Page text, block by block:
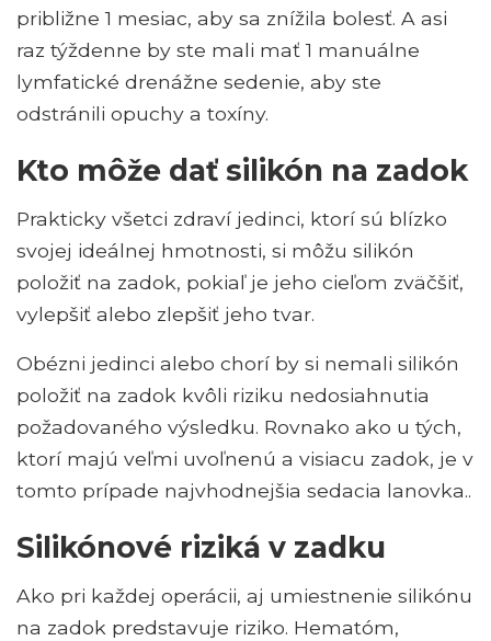
približne 1 mesiac, aby sa znížila bolesť. A asi
raz týždenne by ste mali mať 1 manuálne
lymfatické drenážne sedenie, aby ste
odstránili opuchy a toxíny.
Kto môže dať silikón na zadok
Prakticky všetci zdraví jedinci, ktorí sú blízko
svojej ideálnej hmotnosti, si môžu silikón
položiť na zadok, pokiaľ je jeho cieľom zväčšiť,
vylepšiť alebo zlepšiť jeho tvar.
Obézni jedinci alebo chorí by si nemali silikón
položiť na zadok kvôli riziku nedosiahnutia
požadovaného výsledku. Rovnako ako u tých,
ktorí majú veľmi uvoľnenú a visiacu zadok, je v
tomto prípade najvhodnejšia sedacia lanovka..
Silikónové riziká v zadku
Ako pri každej operácii, aj umiestnenie silikónu
na zadok predstavuje riziko. Hematóm,